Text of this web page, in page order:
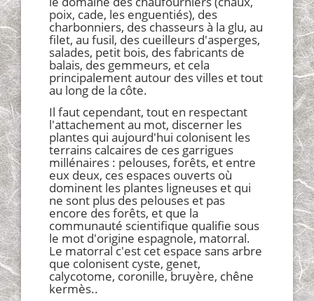
poix, cade, les enguentiés), des
charbonniers, des chasseurs à la glu, au
filet, au fusil, des cueilleurs d'asperges,
salades, petit bois, des fabricants de
balais, des gemmeurs, et cela
principalement autour des villes et tout
au long de la côte.
Il faut cependant, tout en respectant
l'attachement au mot, discerner les
plantes qui aujourd'hui colonisent les
terrains calcaires de ces garrigues
millénaires : pelouses, forêts, et entre
eux deux, ces espaces ouverts où
dominent les plantes ligneuses et qui
ne sont plus des pelouses et pas
encore des forêts, et que la
communauté scientifique qualifie sous
le mot d'origine espagnole, matorral.
Le matorral c'est cet espace sans arbre
que colonisent cyste, genet,
calycotome, coronille, bruyère, chêne
kermès..